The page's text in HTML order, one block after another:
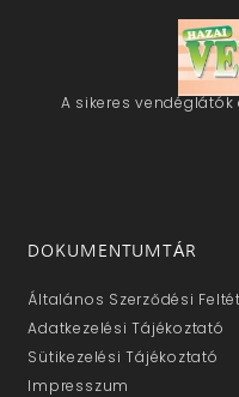
A sikeres
DOKUMENTUMTÁR
Általános Szerződési
Adatkezelési Tájékoztató
Sütikezelési Tájékoztató
Impresszum